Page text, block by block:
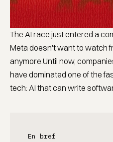
The AI race just entered a
Meta doesn't want to watch
anymore.Until now,
have dominated one of the
tech: AI that can write
En bref